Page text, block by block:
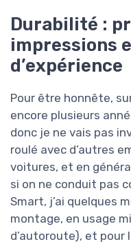
Durabilité :
impressions
d’expérience
Pour être honnête,
encore plusieurs
donc je ne vais pas
roulé avec d’autres
voitures, et en
si on ne conduit pas
Smart, j’ai quelques
montage, en usage
d’autoroute), et pour